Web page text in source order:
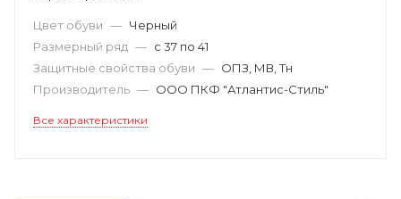
Цвет обуви — Черный
Размерный ряд — с 37 по 41
Защитные свойства обуви — ОПЗ, МВ, Тн
Производитель — ООО ПКФ "Атлантис-Стиль"
Все характеристики